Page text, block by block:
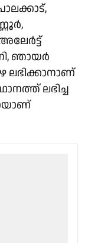
ഞായർ
ലഭിക്കാനാണ്
ലഭിച്ച